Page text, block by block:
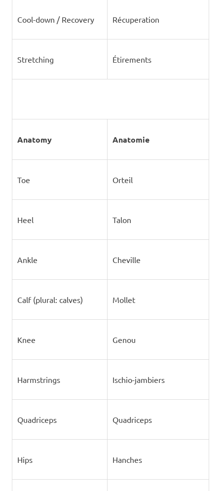
Cool-down / Recovery Récuperation
Stretching Étirements
Anatomy Anatomie
Toe Orteil
Heel Talon
Ankle Cheville
Calf (plural: calves) Mollet
Knee Genou
Harmstrings Ischio-jambiers
Quadriceps Quadriceps
Hips Hanches